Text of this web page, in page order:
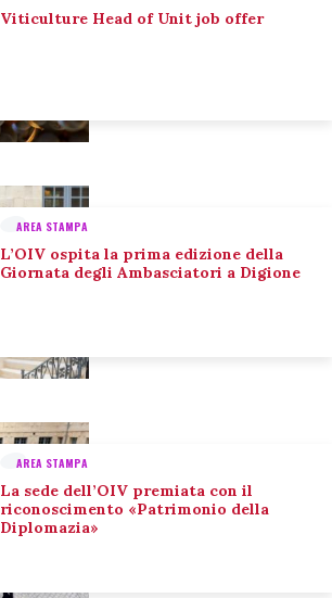
Viticulture Head of Unit job offer
AREA STAMPA
L’OIV ospita la prima edizione della
Giornata degli Ambasciatori a Digione
AREA STAMPA
La sede dell’OIV premiata con il
riconoscimento «Patrimonio della
Diplomazia»